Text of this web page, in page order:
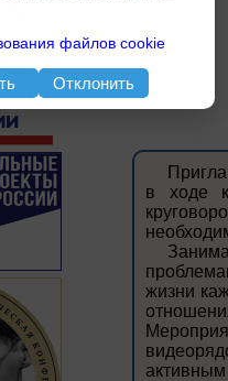
в ходе
жизни
файлов cookie
Отклонить